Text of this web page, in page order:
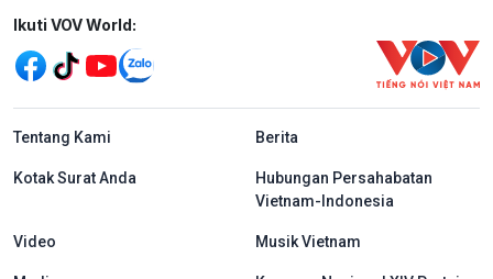
Mạng xã hội
Ikuti VOV World:
menu footer tiếng Indo
Tentang Kami Berita
Kotak Surat Anda
Hubungan Persahabatan
Vietnam-Indonesia
Video Musik Vietnam